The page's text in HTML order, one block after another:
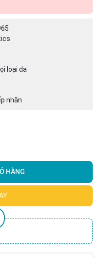
loại da
nhăn
HÀNG